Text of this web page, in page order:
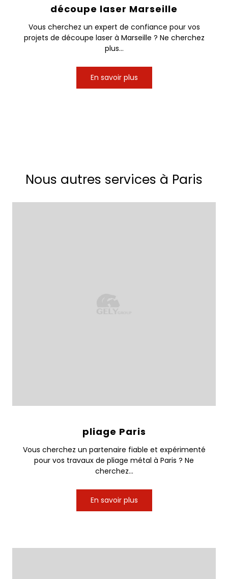
découpe laser Marseille
Vous cherchez un expert de confiance pour vos
projets de découpe laser à Marseille ? Ne cherchez
plus...
En savoir plus
Nous autres services à Paris
pliage Paris
Vous cherchez un partenaire fiable et expérimenté
pour vos travaux de pliage métal à Paris ? Ne
cherchez...
En savoir plus